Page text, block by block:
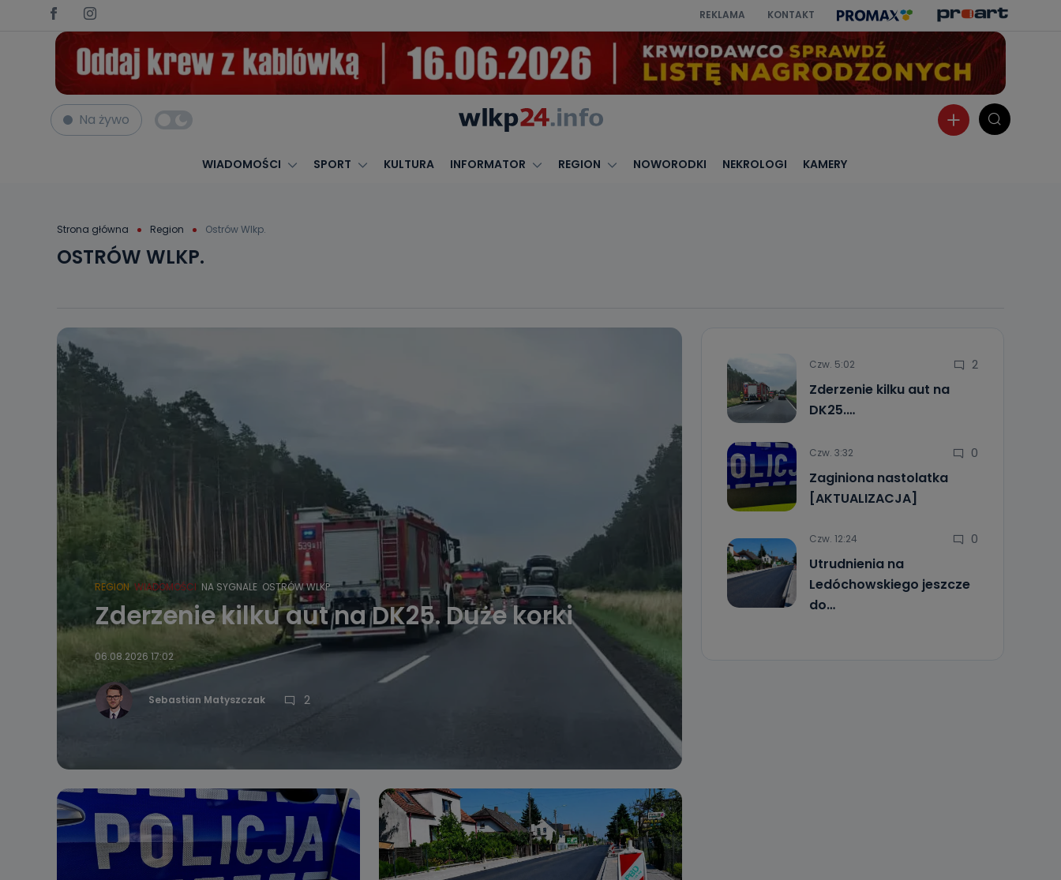
REKLAMA KONTAKT
Na żywo
WIADOMOŚCI SPORT KULTURA INFORMATOR REGION NOWORODKI NEKROLOGI KAMERY
Strona główna Region Ostrów Wlkp.
OSTRÓW WLKP.
REGION WIADOMOŚCI NA SYGNALE OSTRÓW WLKP.
Zderzenie kilku aut na DK25. Duże korki
06.08.2026 17:02
Sebastian Matyszczak 2
Czw. 5:02 2
Zderzenie kilku aut na
DK25.…
Czw. 3:32 0
Zaginiona nastolatka
[AKTUALIZACJA]
Czw. 12:24 0
Utrudnienia na
Ledóchowskiego jeszcze
do…